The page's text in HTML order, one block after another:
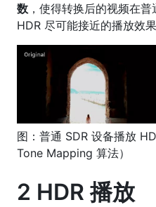
数 ，使得转换后的视频在
HDR 尽可能接近的播放效果
图：普通 SDR 设备播放
Tone Mapping 算法）
2 HDR 播放